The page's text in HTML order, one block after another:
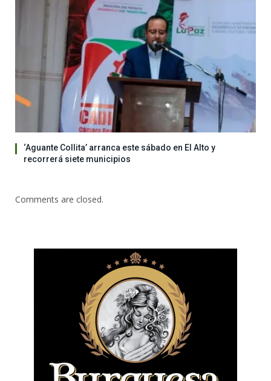
‘Aguante Collita’ arranca este sábado en El Alto y
recorrerá siete municipios
Comments are closed.